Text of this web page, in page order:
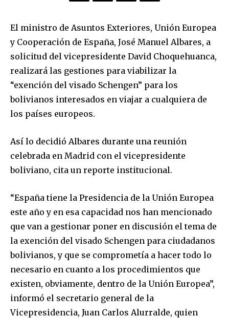
El ministro de Asuntos Exteriores, Unión Europea
y Cooperación de España, José Manuel Albares, a
solicitud del vicepresidente David Choquehuanca,
realizará las gestiones para viabilizar la
“exención del visado Schengen” para los
bolivianos interesados en viajar a cualquiera de
los países europeos.
Así lo decidió Albares durante una reunión
celebrada en Madrid con el vicepresidente
boliviano, cita un reporte institucional.
“España tiene la Presidencia de la Unión Europea
este año y en esa capacidad nos han mencionado
que van a gestionar poner en discusión el tema de
la exención del visado Schengen para ciudadanos
bolivianos, y que se comprometía a hacer todo lo
necesario en cuanto a los procedimientos que
existen, obviamente, dentro de la Unión Europea”,
informó el secretario general de la
Vicepresidencia, Juan Carlos Alurralde, quien